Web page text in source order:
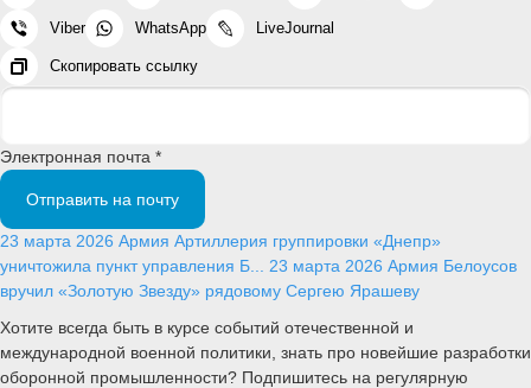
Viber WhatsApp LiveJournal
Скопировать ссылку
Электронная почта *
Отправить на почту
23 марта 2026 Армия Артиллерия группировки «Днепр»
уничтожила пункт управления Б... 23 марта 2026 Армия Белоусов
вручил «Золотую Звезду» рядовому Сергею Ярашеву
Хотите всегда быть в курсе событий отечественной и
международной военной политики, знать про новейшие разработки
оборонной промышленности? Подпишитесь на регулярную